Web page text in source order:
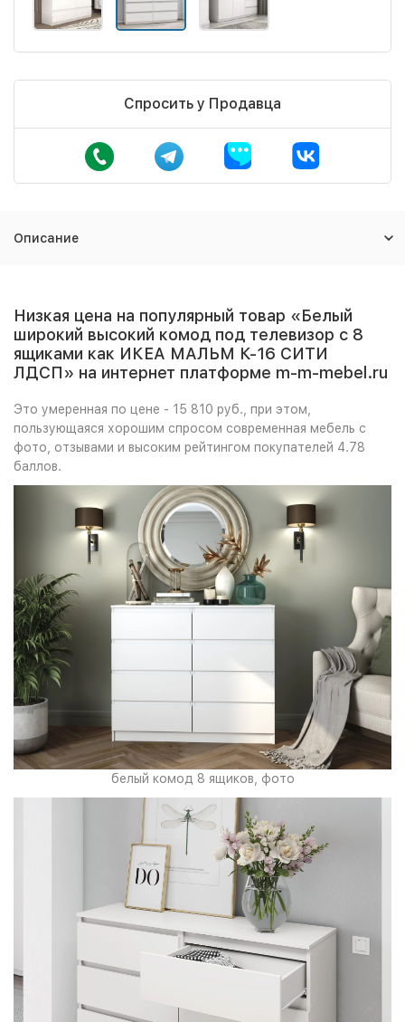
Спросить у Продавца
Описание
Низкая цена на популярный товар «Белый
широкий высокий комод под телевизор с 8
ящиками как ИКЕА МАЛЬМ К-16 СИТИ
ЛДСП» на интернет платформе m-m-mebel.ru
Это умеренная по цене - 15 810 руб., при этом,
пользующаяся хорошим спросом современная мебель с
фото, отзывами и высоким рейтингом покупателей 4.78
баллов.
белый комод 8 ящиков, фото